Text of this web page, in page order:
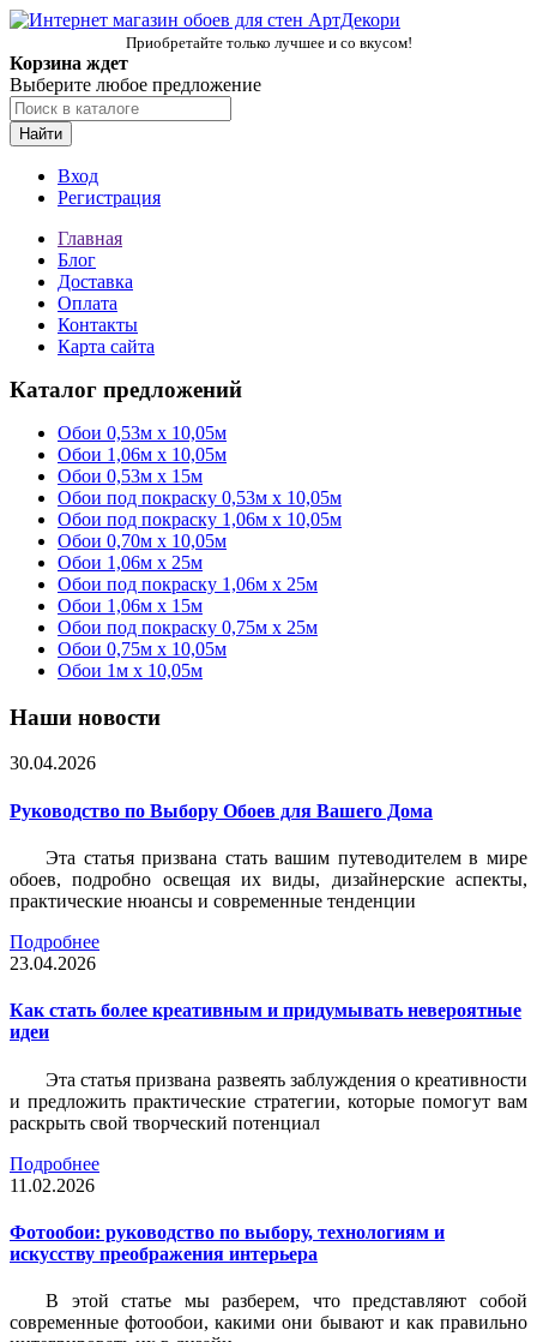
Приобретайте только лучшее и со вкусом!
Корзина ждет
Выберите любое предложение
Найти
Вход
Регистрация
Главная
Блог
Доставка
Оплата
Контакты
Карта сайта
Каталог предложений
Обои 0,53м x 10,05м
Обои 1,06м х 10,05м
Обои 0,53м x 15м
Обои под покраску 0,53м x 10,05м
Обои под покраску 1,06м х 10,05м
Обои 0,70м x 10,05м
Обои 1,06м x 25м
Обои под покраску 1,06м x 25м
Обои 1,06м x 15м
Обои под покраску 0,75м x 25м
Обои 0,75м x 10,05м
Обои 1м х 10,05м
Наши новости
30.04.2026
Руководство по Выбору Обоев для Вашего Дома
Эта статья призвана стать вашим путеводителем в мире
обоев, подробно освещая их виды, дизайнерские аспекты,
практические нюансы и современные тенденции
Подробнее
23.04.2026
Как стать более креативным и придумывать невероятные
идеи
Эта статья призвана развеять заблуждения о креативности
и предложить практические стратегии, которые помогут вам
раскрыть свой творческий потенциал
Подробнее
11.02.2026
Фотообои: руководство по выбору, технологиям и
искусству преображения интерьера
В этой статье мы разберем, что представляют собой
современные фотообои, какими они бывают и как правильно